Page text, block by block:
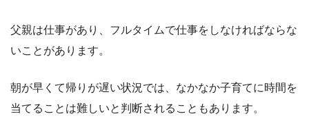
父親は仕事があり、フルタイムで仕事をしなければならな
いことがあります。
朝が早くて帰りが遅い状況では、なかなか子育てに時間を
当てることは難しいと判断されることもあります。